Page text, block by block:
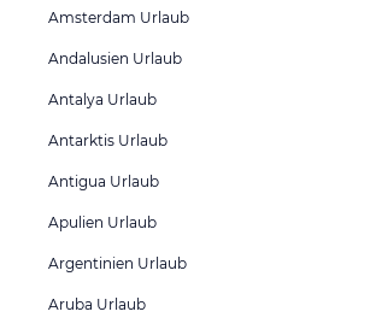
Amsterdam Urlaub
Andalusien Urlaub
Antalya Urlaub
Antarktis Urlaub
Antigua Urlaub
Apulien Urlaub
Argentinien Urlaub
Aruba Urlaub